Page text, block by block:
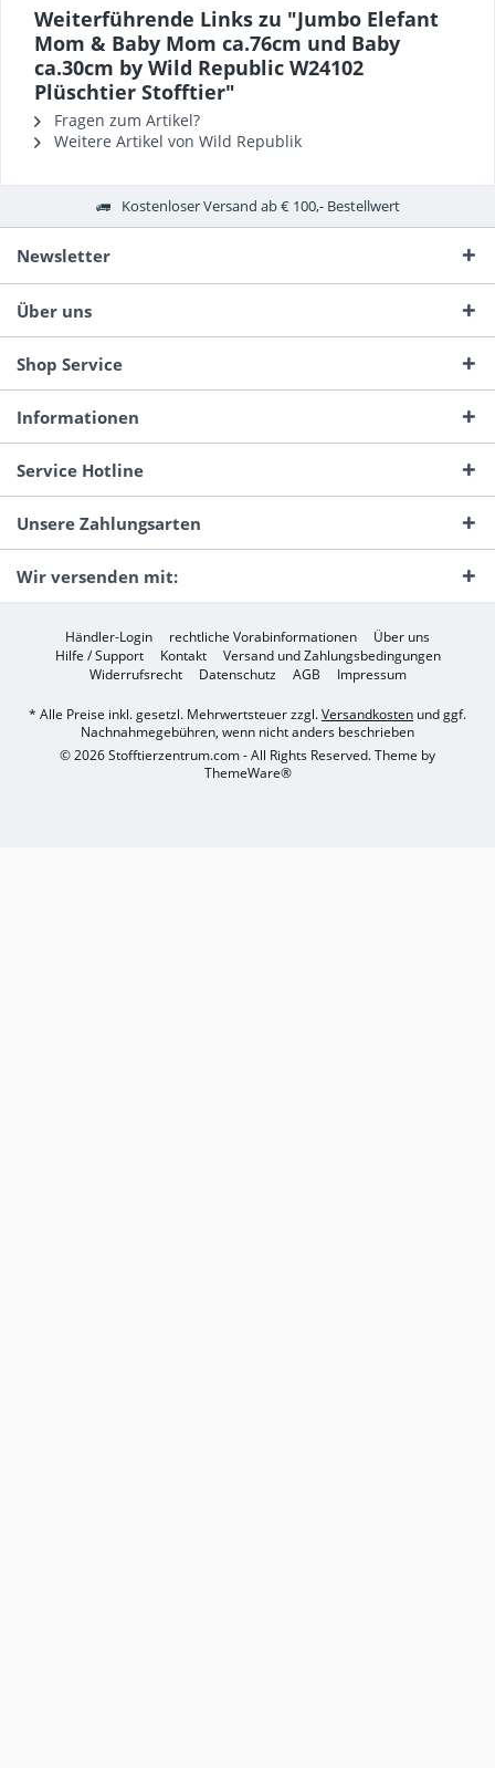
Weiterführende Links zu "Jumbo Elefant
Mom & Baby Mom ca.76cm und Baby
ca.30cm by Wild Republic W24102
Plüschtier Stofftier"
Fragen zum Artikel?
Weitere Artikel von Wild Republik
Kostenloser Versand ab € 100,- Bestellwert
Newsletter
Über uns
Shop Service
Informationen
Service Hotline
Unsere Zahlungsarten
Wir versenden mit:
Händler-Login rechtliche Vorabinformationen
Über uns
Hilfe / Support
Kontakt
Versand und Zahlungsbedingungen
Widerrufsrecht
Datenschutz AGB Impressum
* Alle Preise inkl. gesetzl. Mehrwertsteuer zzgl.Versandkosten und ggf.
Nachnahmegebühren, wenn nicht anders beschrieben
© 2026 Stofftierzentrum.com - All Rights Reserved. Theme by
ThemeWare®